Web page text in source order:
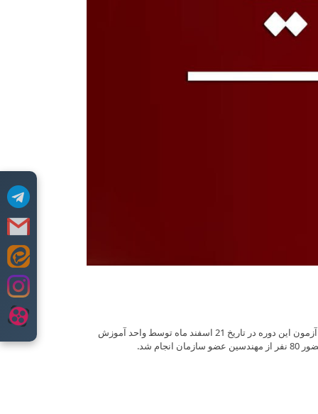
دوره آموزشی بازآموزی ویرایش پنجم مبحث هفدهم مقررات ملی ساختمان ویژه مهندسین مکانیک در روزهای اول و دوم اسفند ماه برگزار گردید. آزمون این دوره در تاریخ 21 اسفند ماه توسط واحد آموزش
شد.